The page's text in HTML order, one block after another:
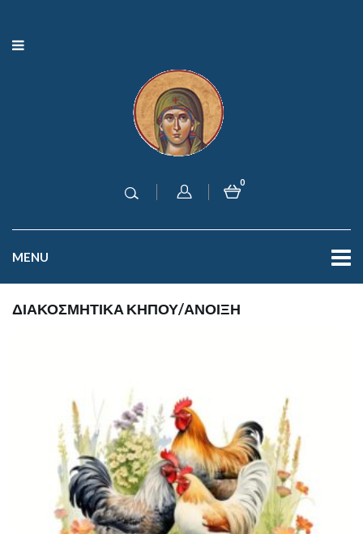
0
MENU
ΔΙΑΚΟΣΜΗΤΙΚΑ ΚΗΠΟΥ/ΑΝΟΙΞΗ